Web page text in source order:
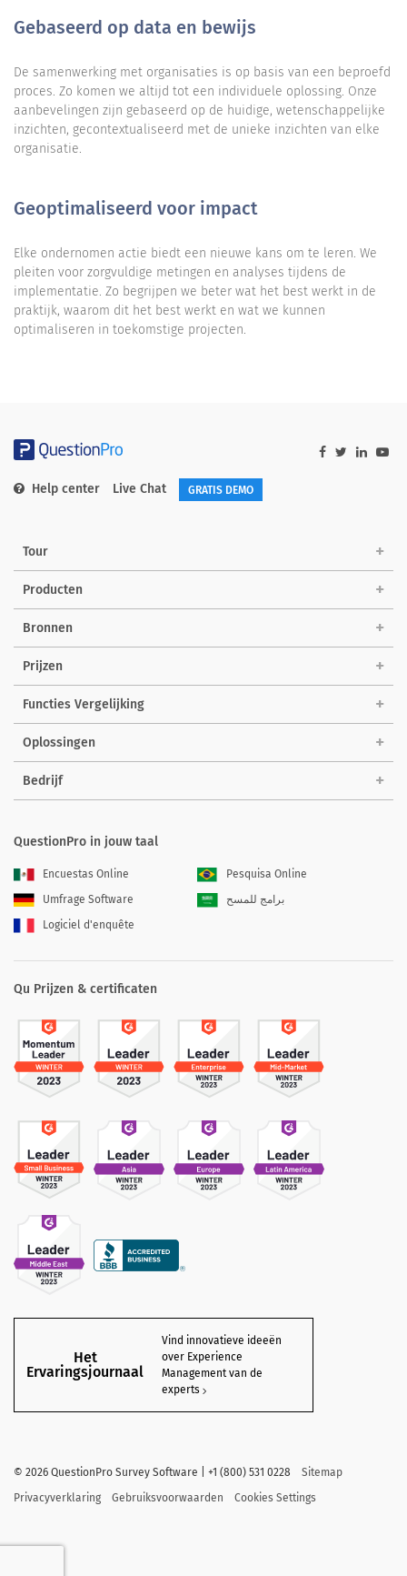
Gebaseerd op data en bewijs
De samenwerking met organisaties is op basis van een beproefd
proces. Zo komen we altijd tot een individuele oplossing. Onze
aanbevelingen zijn gebaseerd op de huidige, wetenschappelijke
inzichten, gecontextualiseerd met de unieke inzichten van elke
organisatie.
Geoptimaliseerd voor impact
Elke ondernomen actie biedt een nieuwe kans om te leren. We
pleiten voor zorgvuldige metingen en analyses tijdens de
implementatie. Zo begrijpen we beter wat het best werkt in de
praktijk, waarom dit het best werkt en wat we kunnen
optimaliseren in toekomstige projecten.
Help center Live Chat GRATIS DEMO
Tour
Producten
Bronnen
Prijzen
Functies Vergelijking
Oplossingen
Bedrijf
QuestionPro in jouw taal
Encuestas Online
Pesquisa Online
Umfrage Software
برامج للمسح
Logiciel d'enquête
Qu Prijzen & certificaten
Het
Ervaringsjournaal
Vind innovatieve ideeën
over Experience
Management van de
experts
© 2026 QuestionPro Survey Software | +1 (800) 531 0228
Sitemap
Privacyverklaring
Gebruiksvoorwaarden Cookies Settings